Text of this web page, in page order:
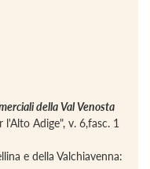
della Val Venosta
l'Alto Adige", v. 6,fasc. 1
e della Valchiavenna: